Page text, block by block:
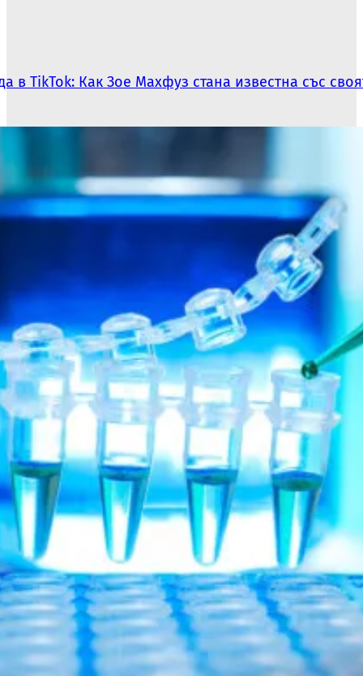
в TikTok: Как Зое Махфуз стана известна със